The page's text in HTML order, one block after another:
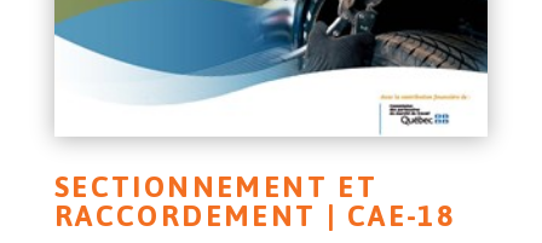
SECTIONNEMENT ET
RACCORDEMENT | CAE-18